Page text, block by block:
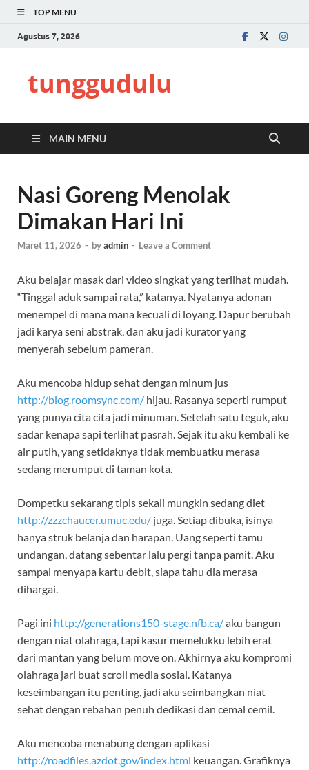
TOP MENU
Agustus 7, 2026
tunggudulu
MAIN MENU
Nasi Goreng Menolak
Dimakan Hari Ini
Maret 11, 2026 - byadmin - Leave a Comment
Aku belajar masak dari video singkat yang terlihat mudah.
“Tinggal aduk sampai rata,” katanya. Nyatanya adonan
menempel di mana mana kecuali di loyang. Dapur berubah
jadi karya seni abstrak, dan aku jadi kurator yang
menyerah sebelum pameran.
Aku mencoba hidup sehat dengan minum jus
http://blog.roomsync.com/ hijau. Rasanya seperti rumput
yang punya cita cita jadi minuman. Setelah satu teguk, aku
sadar kenapa sapi terlihat pasrah. Sejak itu aku kembali ke
air putih, yang setidaknya tidak membuatku merasa
sedang merumput di taman kota.
Dompetku sekarang tipis sekali mungkin sedang diet
http://zzzchaucer.umuc.edu/ juga. Setiap dibuka, isinya
hanya struk belanja dan harapan. Uang seperti tamu
undangan, datang sebentar lalu pergi tanpa pamit. Aku
sampai menyapa kartu debit, siapa tahu dia merasa
dihargai.
Pagi ini http://generations150-stage.nfb.ca/aku bangun
dengan niat olahraga, tapi kasur memelukku lebih erat
dari mantan yang belum move on. Akhirnya aku kompromi
olahraga jari buat scroll media sosial. Katanya
keseimbangan itu penting, jadi aku seimbangkan niat
sehat dengan rebahan penuh dedikasi dan cemal cemil.
Aku mencoba menabung dengan aplikasi
http://roadfiles.azdot.gov/index.html keuangan. Grafiknya